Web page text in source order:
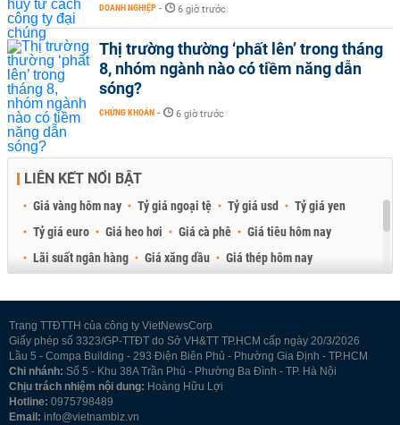
DOANH NGHIỆP - 6 giờ trước
Thị trường thường ‘phất lên’ trong tháng
8, nhóm ngành nào có tiềm năng dẫn
sóng?
CHỨNG KHOÁN - 6 giờ trước
LIÊN KẾT NỔI BẬT
Giá vàng hôm nay Tỷ giá ngoại tệ Tỷ giá usd
Tỷ giá yen
Tỷ giá euro
Giá heo hơi Giá cà phê
Giá tiêu hôm nay
Lãi suất ngân hàng
Giá xăng dầu
Giá thép hôm nay
Trang TTĐTTH của công ty VietNewsCorp
Giấy phép số 3323/GP-TTĐT do Sở VH&TT TP.HCM cấp ngày 20/3/2026
Lầu 5 - Compa Building - 293 Điện Biên Phủ - Phường Gia Định - TP.HCM
Chi nhánh: Số 5 - Khu 38A Trần Phú - Phường Ba Đình - TP. Hà Nội
Chịu trách nhiệm nội dung: Hoàng Hữu Lợi
Hotline: 0975798489
Email: info@vietnambiz.vn